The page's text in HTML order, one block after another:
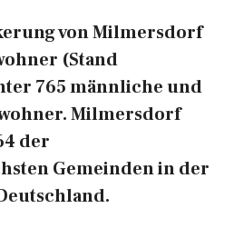
von Milmersdorf
(Stand
765 männliche und
Milmersdorf
der
Gemeinden in der